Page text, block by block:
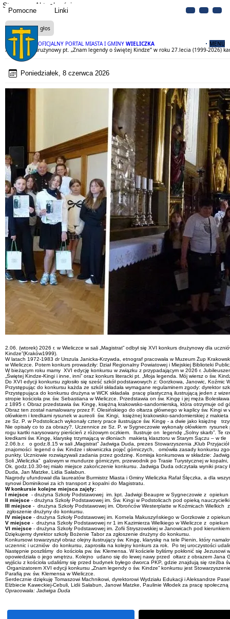
Pomocne Linki
OFICJALNY PORTAL MIASTA I GMINY WIELICZKA MENU
Strona Aktualności
Czytaj na głos
XVI konkurs drużynowy pt. „Znam legendy o świętej Kindze” w roku 27.lecia (1999-2026)
Poniedziałek, 8 czerwca 2026
2.06. (wtorek) 2026 r. w Wieliczce w sali „Magistrat” odbył się XVI konkurs drużynowy dla
Kindze”(Kraków1999).
W latach 1972-1983 dr Urszula Janicka-Krzywda, etnograf pracowała w Muzeum Żup
w Wieliczce. Potem konkurs prowadziły: Dział Regionalny Powiatowej i Miejskiej Biblioteki
W bieżącym roku mamy XVI edycję konkursu w związku z przypadającym w 2026 r.
„Świętej Kindze-Kingi i inne, inni” oraz konkurs literacki pt. „Moja legenda. Mój wiersz o św.
Do XVI edycji konkursu zgłosiło się sześć szkół podstawowych z: Gorzkowa, Janowic,
Przystępując do konkursu każda ze szkół składała wymagane regulaminem zgody: dyrektor
Przystępująca do konkursu drużyna w WCK składała pracę plastyczną ilustrującą jeden z
stropie kościoła pw. św. Sebastiana w Wieliczce. Przedstawia on św. Kingę i jej męża
z 1895 r. Obraz przedstawia św. Kingę, księżną krakowsko-sandomierską, która otrzymuje od
Obraz ten został namalowany przez F. Olesińskiego do ołtarza głównego w kaplicy św.
ołówkiem i kredkami rysunek w aureoli św. Kingi, księżnej krakowsko-sandomierskiej z
ze Sz. P. w Podstolicach wykonały cztery prace ilustrujące św. Kingę - a dwie jako księżnę
Nie opisały co to za obrazy?. Uczennice ze Sz. P. w Sygneczowie wykonały ołówkiem
rogu kartki narysowany pierścień z różowym oczkiem. Ilustruje on legendę „Solny skarb”. Te
kredkami św. Kingę, klaryskę trzymającą w dłoniach makietą klasztoru w Starym Sączu – w
2.06.b.r. o godz.8.15 w sali „Magistrat” Jadwiga Duda, prezes Stowarzyszenia „Klub
znajomości legend o św. Kindze i słowniczka pojęć górniczych, omówiła zasady konkursu
punkty. Uczniowie rozwiązywali zadania przez godzinę. Komisja konkursowa w składzie:
Soli „Wieliczka” galowym w mundurze górniczym, przewodnik po Trasie Turystycznej w
Ok. godz.10.30-tej miało miejsce zakończenie konkursu. Jadwiga Duda odczytała wyniki
Duda, Jan Matzke, Lidia Sałabun.
Nagrody ufundował dla laureatów Burmistrz Miasta i Gminy Wieliczka Rafał Ślęczka, a dla
synowi Dominikowi za ich transport z kopalni do Magistratu.
W konkursie kolejne miejsca zajęły:
I miejsce - drużyna Szkoły Podstawowej im. kpt. Jadwigi Beaupre w Sygneczowie z
II miejsce - drużyna Szkoły Podstawowej im. Św. Kingi w Podstolicach pod opieką
III miejsce - drużyna Szkoły Podstawowej im. Obrońców Westerplatte w Koźmicach
zgłoszenie drużyny do konkursu.
IV miejsce - drużyna Szkoły Podstawowej im. Kornela Makuszyńskiego w Gorzkowie z
V miejsce - drużyna Szkoły Podstawowej nr 1 im Kazimierza Wielkiego w Wieliczce z
VI miejsce - drużyna Szkoły Podstawowej im. Zofii Stryszowskiej w Janowicach pod
Dziękujemy dyrektor szkoły Bożenie Tabor za zgłoszenie drużyny do konkursu.
Konkursowi towarzyszył obraz olejny ilustrujący św. Kingę, klaryskę na tele Pienin, który
uczennic i uczniów do konkursu, zaprosiła na kolejny konkurs za rok. Po tej uroczystości
Następnie poszliśmy do kościoła pw. św. Klemensa. W kościele byliśmy pokłonić się
opowiedziała o jego wnętrzu. Kolejno udano się do lewej nawy przed ołtarz z obrazem Jana
wyjściu z kościoła udaliśmy się przed budynek byłego dworca PKP, gdzie znajdują się
Organizatorem XVI edycji konkursu „Znam legendy o św. Kindze” konkursu jest
Parafią pw. św. Klemensa w Wieliczce.
Serdecznie dziękuję Tomaszowi Machnikowi, dyrektorowi Wydziału Edukacji i Aleksandrze
Elżbiecie Kaweckiej-Cebuli, Lidii Sałabun, Janowi Matzke, Paulinie Włodek za pracę
Opracowała: Jadwiga Duda